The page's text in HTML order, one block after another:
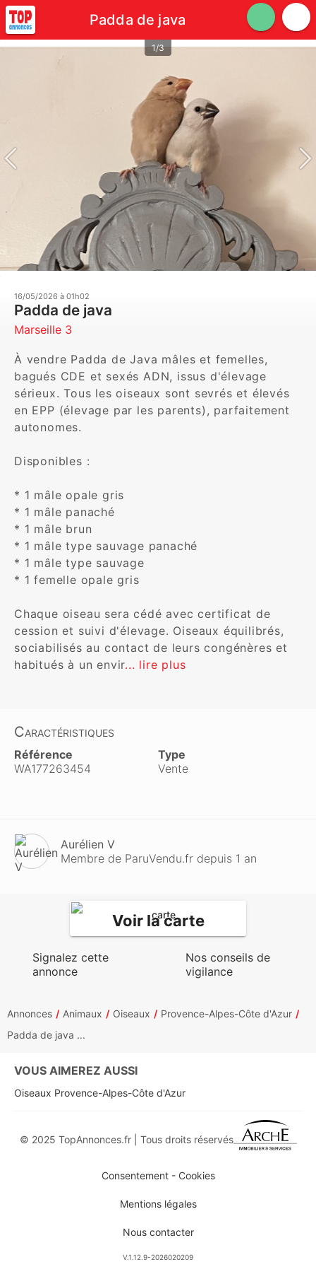
Padda de java
1/3
16/05/2026 à 01h02
Padda de java
Marseille 3
À vendre Padda de Java mâles et femelles,
bagués CDE et sexés ADN, issus d'élevage
sérieux. Tous les oiseaux sont sevrés et élevés
en EPP (élevage par les parents), parfaitement
autonomes.
Disponibles :
* 1 mâle opale gris
* 1 mâle panaché
* 1 mâle brun
* 1 mâle type sauvage panaché
* 1 mâle type sauvage
* 1 femelle opale gris
Chaque oiseau sera cédé avec certificat de
cession et suivi d'élevage. Oiseaux équilibrés,
sociabilisés au contact de leurs congénères et
habitués à un envir... lire plus
Caractéristiques
Référence
WA177263454
Type
Vente
Aurélien V
Membre de ParuVendu.fr depuis 1 an
Voir la carte
Signalez cette
annonce
Nos conseils de
vigilance
Annonces Animaux Oiseaux
Provence-Alpes-Côte d'Azur
Padda de java ...
VOUS AIMEREZ AUSSI
Oiseaux Provence-Alpes-Côte d'Azur
© 2025 TopAnnonces.fr | Tous droits réservés
Consentement - Cookies
Mentions légales
Nous contacter
V.1.12.9-2026020209